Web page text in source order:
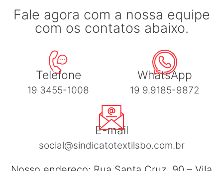
Fale agora com a nossa equipe
com os contatos abaixo.
Telefone
19 3455-1008
WhatsApp
19 9.9185-9872
E-mail
social@sindicatotextilsbo.com.br